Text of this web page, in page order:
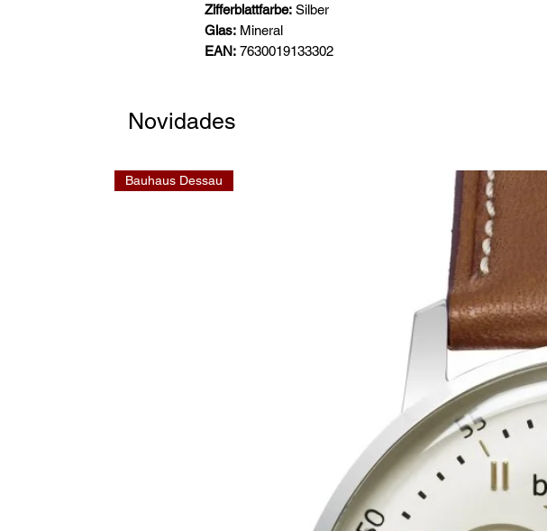
Zifferblattfarbe: Silber
Glas: Mineral
EAN: 7630019133302
Novidades
Bauhaus Dessau